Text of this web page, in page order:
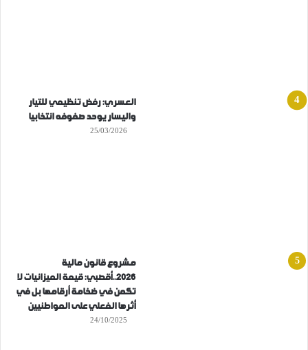
العسري: رفض تنظيمي للتيار
واليسار يوحد صفوفه انتخابيا
25/03/2026
مشروع قانون مالية
2026..أقصبي: قيمة الميزانيات لا
تكمن في ضخامة أرقامها بل في
أثرها الفعلي على المواطنيين
24/10/2025